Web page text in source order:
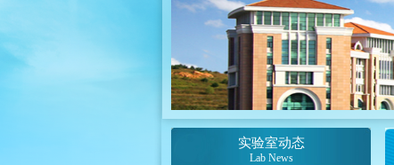
实验室动态
Lab News